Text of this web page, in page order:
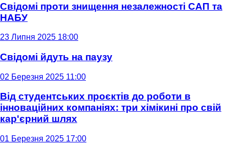
Свідомі проти знищення незалежності САП та
НАБУ
23 Липня 2025 18:00
Свідомі йдуть на паузу
02 Березня 2025 11:00
Від студентських проєктів до роботи в
інноваційних компаніях: три хімікині про свій
кар'єрний шлях
01 Березня 2025 17:00